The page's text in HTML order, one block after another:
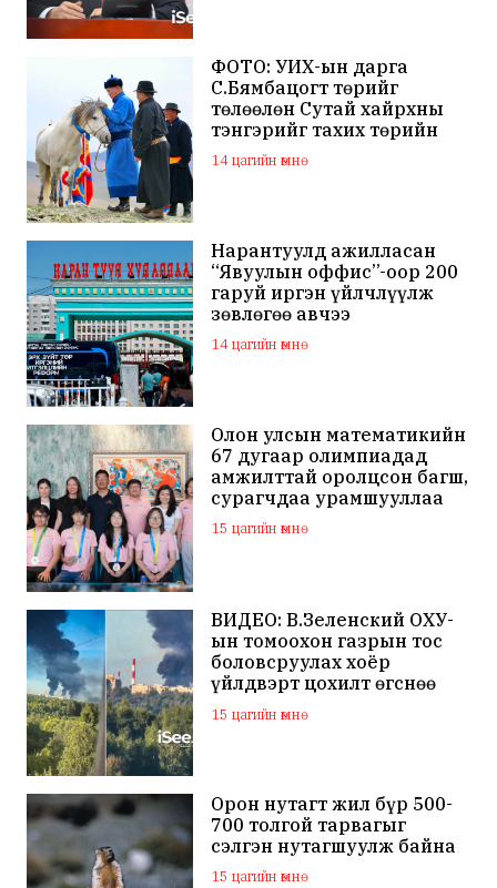
ФОТО: УИХ-ын дарга
С.Бямбацогт төрийг
төлөөлөн Сутай хайрхны
тэнгэрийг тахих төрийн
тахилгад оролцлоо
14 цагийн өмнө
Нарантуулд ажилласан
“Явуулын оффис”-оор 200
гаруй иргэн үйлчлүүлж
зөвлөгөө авчээ
14 цагийн өмнө
Олон улсын математикийн
67 дугаар олимпиадад
амжилттай оролцсон багш,
сурагчдаа урамшууллаа
15 цагийн өмнө
ВИДЕО: В.Зеленский ОХУ-
ын томоохон газрын тос
боловсруулах хоёр
үйлдвэрт цохилт өгснөө
мэдэгдлээ
15 цагийн өмнө
Орон нутагт жил бүр 500-
700 толгой тарвагыг
сэлгэн нутагшуулж байна
15 цагийн өмнө